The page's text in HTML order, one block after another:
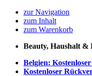
zur Navigation
zum Inhalt
zum Warenkorb
Beauty, Haushalt &
Belgien:
Kostenloser